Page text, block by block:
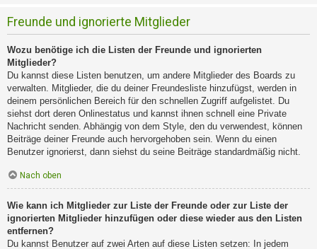
Freunde und ignorierte Mitglieder
Wozu benötige ich die Listen der Freunde und ignorierten
Mitglieder?
Du kannst diese Listen benutzen, um andere Mitglieder des Boards zu
verwalten. Mitglieder, die du deiner Freundesliste hinzufügst, werden in
deinem persönlichen Bereich für den schnellen Zugriff aufgelistet. Du
siehst dort deren Onlinestatus und kannst ihnen schnell eine Private
Nachricht senden. Abhängig von dem Style, den du verwendest, können
Beiträge deiner Freunde auch hervorgehoben sein. Wenn du einen
Benutzer ignorierst, dann siehst du seine Beiträge standardmäßig nicht.
Nach oben
Wie kann ich Mitglieder zur Liste der Freunde oder zur Liste der
ignorierten Mitglieder hinzufügen oder diese wieder aus den Listen
entfernen?
Du kannst Benutzer auf zwei Arten auf diese Listen setzen: In jedem